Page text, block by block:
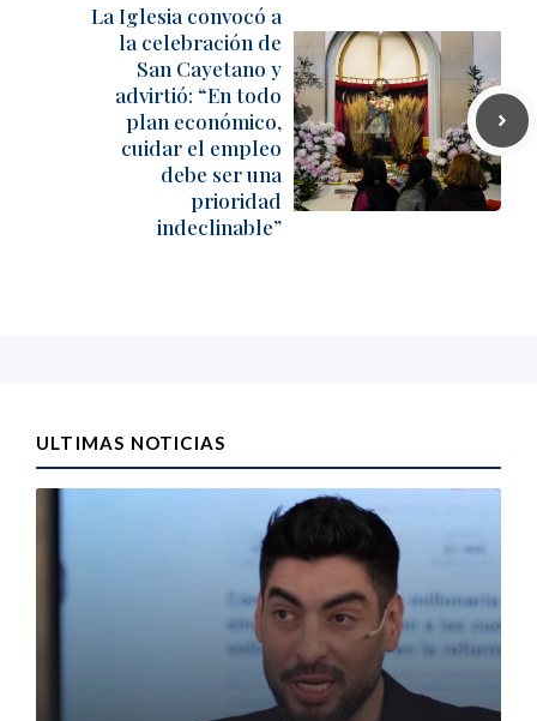
La Iglesia convocó a
la celebración de
San Cayetano y
advirtió: “En todo
plan económico,
cuidar el empleo
debe ser una
prioridad
indeclinable”
ULTIMAS NOTICIAS